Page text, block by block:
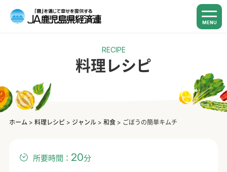
MENU
RECIPE
料理レシピ
ホーム > 料理レシピ> ジャンル> 和食> ごぼうの簡単キムチ
所要時間： 20分